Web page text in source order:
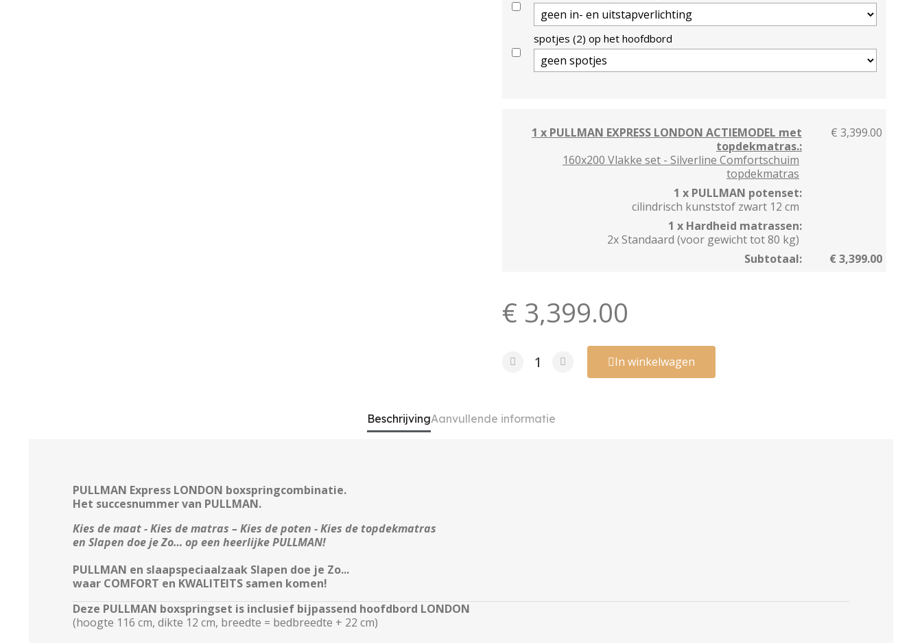
spotjes (2) op het hoofdbord
1 x PULLMAN EXPRESS LONDON ACTIEMODEL met
topdekmatras.:
160x200 Vlakke set - Silverline Comfortschuim
topdekmatras
€ 3,399.00
1 x PULLMAN potenset:
cilindrisch kunststof zwart 12 cm
1 x Hardheid matrassen:
2x Standaard (voor gewicht tot 80 kg)
Subtotaal:
€ 3,399.00
€ 3,399.00
In winkelwagen
BeschrijvingAanvullende informatie
PULLMAN Express LONDON boxspringcombinatie.
Het succesnummer van PULLMAN.
Kies de maat - Kies de matras – Kies de poten - Kies de topdekmatras
en Slapen doe je Zo… op een heerlijke PULLMAN!
PULLMAN en slaapspeciaalzaak Slapen doe je Zo...
waar COMFORT en KWALITEITS samen komen!
Deze PULLMAN boxspringset is inclusief bijpassend hoofdbord LONDON
(hoogte 116 cm, dikte 12 cm, breedte = bedbreedte + 22 cm)